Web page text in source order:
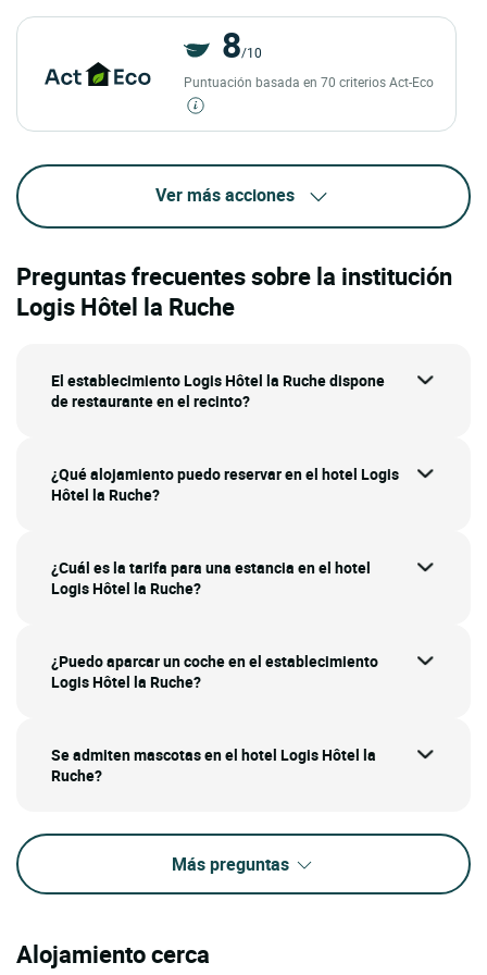
8/10
Puntuación basada en 70 criterios Act-Eco
Ver más acciones
Preguntas frecuentes sobre la institución
Logis Hôtel la Ruche
El establecimiento Logis Hôtel la Ruche dispone
de restaurante en el recinto?
¿Qué alojamiento puedo reservar en el hotel Logis
Hôtel la Ruche?
¿Cuál es la tarifa para una estancia en el hotel
Logis Hôtel la Ruche?
¿Puedo aparcar un coche en el establecimiento
Logis Hôtel la Ruche?
Se admiten mascotas en el hotel Logis Hôtel la
Ruche?
Más preguntas
Alojamiento cerca